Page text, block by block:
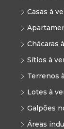
Casas à
Chácaras
Sítios à
Terrenos
Lotes à
Galpões
Áreas